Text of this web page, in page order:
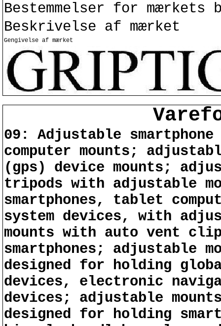
Bestemmelser for mærkets
Beskrivelse af mærket
Gengivelse af mærket
09: Adjustable
computer mounts;
(gps) device mounts;
tripods with adjustable
smartphones, tablet
system devices, with
mounts with auto vent
smartphones; adjustable
designed for holding
devices, electronic
devices; adjustable
designed for holding